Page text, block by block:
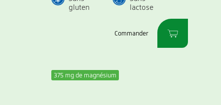
gluten
lactose
Commander
375 mg de magnésium